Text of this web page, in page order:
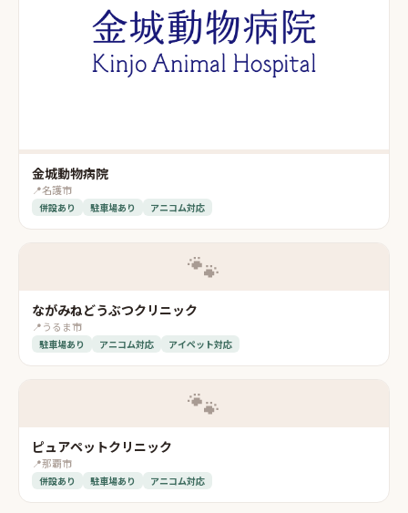
金城動物病院
📍名護市
併設あり 駐車場あり アニコム対応
🐾
ながみねどうぶつクリニック
📍うるま市
駐車場あり アニコム対応 アイペット対応
🐾
ピュアペットクリニック
📍那覇市
併設あり 駐車場あり アニコム対応